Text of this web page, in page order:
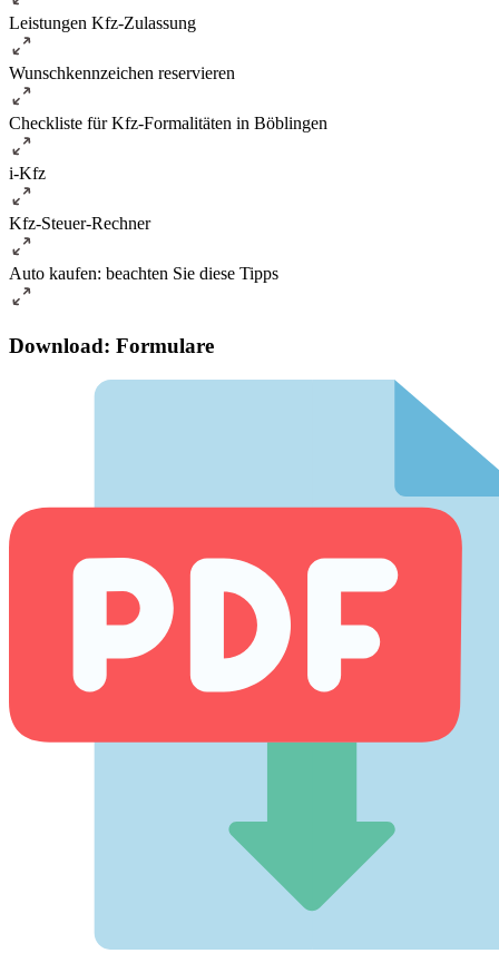
Leistungen Kfz-Zulassung
Wunschkennzeichen reservieren
Checkliste für Kfz-Formalitäten in Böblingen
i-Kfz
Kfz-Steuer-Rechner
Auto kaufen: beachten Sie diese Tipps
Download: Formulare